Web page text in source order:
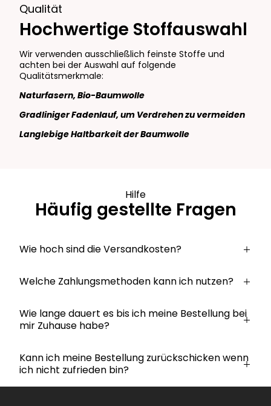
Qualität
Hochwertige Stoffauswahl
Wir verwenden ausschließlich feinste Stoffe und
achten bei der Auswahl auf folgende
Qualitätsmerkmale:
Naturfasern, Bio-Baumwolle
Gradliniger Fadenlauf, um Verdrehen zu vermeiden
Langlebige Haltbarkeit der Baumwolle
Hilfe
Häufig gestellte Fragen
Wie hoch sind die Versandkosten?
Welche Zahlungsmethoden kann ich nutzen?
Wie lange dauert es bis ich meine Bestellung bei
mir Zuhause habe?
Kann ich meine Bestellung zurückschicken wenn
ich nicht zufrieden bin?